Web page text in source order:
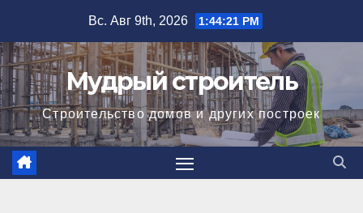
содержимому
Вс. Авг 9th, 2026 1:44:23 PM
Мудрый строитель
Строительство домов и других построек